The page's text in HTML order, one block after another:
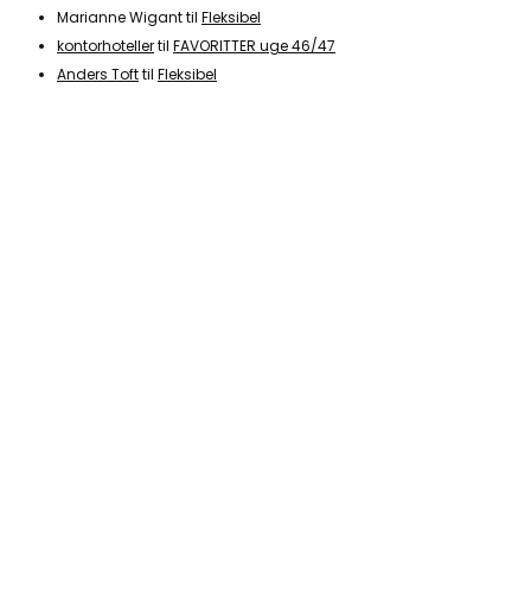
Marianne Wiganttil Fleksibel
kontorhotellertil FAVORITTER uge 46/47
Anders Tofttil Fleksibel